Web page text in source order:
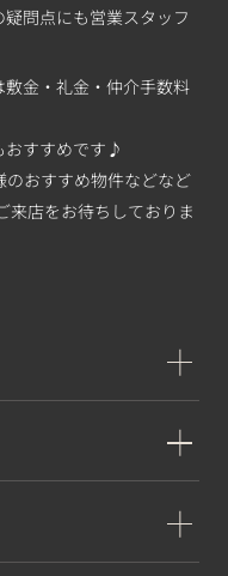
問点にも営業スタッフ
金・礼金・仲介手数料
おすすめです♪
おすすめ物件などなど
来店をお待ちしておりま